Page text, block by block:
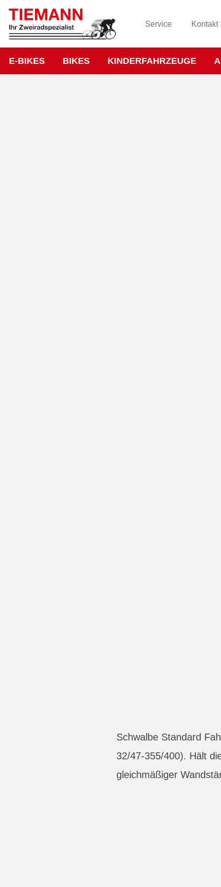
Service Kontakt
E-BIKES BIKES KINDERFAHRZEUGE
Schwalbe Standard
32/47-355/400). Hält
gleichmäßiger